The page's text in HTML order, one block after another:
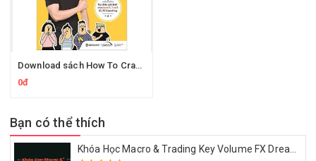
Download sách How To Crack The IELTS Speaking Test - Part 1 thầy Đặng Trần Tùng Ielts - Mọi Điều Cần Biết Cho Band 6, 7 và 8 IELTS Speaking
0đ
Bạn có thể thích